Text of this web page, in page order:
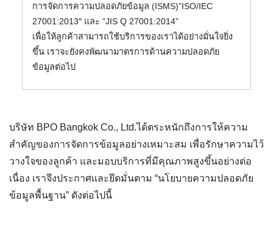
การจัดการความปลอดภัยข้อมูล (ISMS)”ISO/IEC
27001:2013″ และ “JIS Q 27001:2014”
เพื่อให้ลูกค้าสามารถใช้บริการของเราได้อย่างมั่นใจยิ่ง
ขึ้น เราจะยังคงพัฒนามาตรการด้านความปลอดภัย
ข้อมูลต่อไป
บริษัท BPO Bangkok Co., Ltd.ได้ตระหนักถึงการให้ความ
สำคัญของการจัดการข้อมูลอย่างเหมาะสม เพื่อรักษาความไว้
วางใจของลูกค้า และมอบบริการที่มีคุณภาพสูงขึ้นอย่างต่อ
เนื่อง เราจึงประกาศและยึดมั่นตาม “นโยบายความปลอดภัย
ข้อมูลพื้นฐาน” ดังต่อไปนี้